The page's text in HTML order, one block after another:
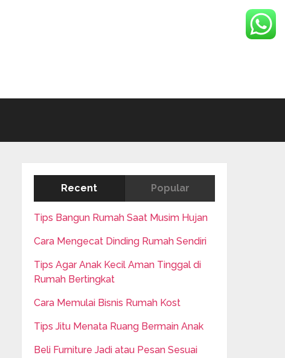
Recent Popular
Tips Bangun Rumah Saat Musim Hujan
Cara Mengecat Dinding Rumah Sendiri
Tips Agar Anak Kecil Aman Tinggal di
Rumah Bertingkat
Cara Memulai Bisnis Rumah Kost
Tips Jitu Menata Ruang Bermain Anak
Beli Furniture Jadi atau Pesan Sesuai